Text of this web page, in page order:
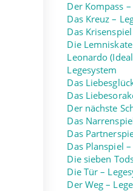
Der Kompass
Das Kreuz –
Das
Die
Leonardo
Legesystem
Das
Das
Der nächste
Das
Das
Das Planspiel
Die sieben
Die Tür –
Der Weg –